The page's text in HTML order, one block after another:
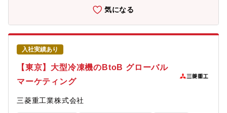
例】AI時代におけるマッチングプラットフォームとしての成長戦
画/開発弁護革命、日本リーガルネットワーク、LICなどのM&Aに
【組織について】弁護士ドットコム事業本部 事業戦略室 ?事業
戦略室は、主に以下の役割を担います。・弁護士ドットコム事業
に関する①事業戦略・営業戦略の立案②営業戦略の進捗管理と課
題分析③戦略実現のための課題解決④その他、本部内管理部機能
※本ポジションは、主に①②③の領域の実務を広くご担当いただ
トの売り上げ・進行中案件の情報集計・英語活用によるレポーテ
ィング業務・英文メールでのやり取り・経営管理の高度化・改善
に向けた情報分析・提案・経営会議向け英語資料作成や特命アジ
ェンダ対応・会議での英語によるビジネスコミュニケーション・
レポーティング用データベース・インフラの整理・管理・業務推
進・会議運営サポート・外国人社員・パートナーとの英語でのコ
ミュニケーション■英語の活用場面・英語を使える場面は多岐にわ
たります。・経営層への報告、経営会議向けレポーティング、会
議運営など、さまざまなシーンで英語力を存分に活かしていただ
方・特徴】単なる指示待ちではなく、目的に応じて最適なアウト
プットを自ら考え、提案・実行する姿勢が求められます。異常値
気になる
入社実績あり
【東京】大型冷凍機のBtoB グローバル
マーケティング
三菱重工業株式会社